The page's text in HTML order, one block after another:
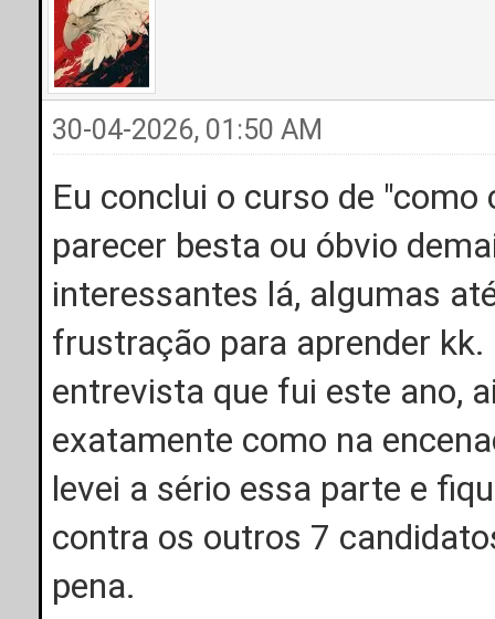
30-04-2026, 01:50 AM
Eu conclui o curso de
parecer besta ou óbvio
interessantes lá, algumas
frustração para aprender
entrevista que fui este ano,
exatamente como na
levei a sério essa parte e
contra os outros 7
pena.